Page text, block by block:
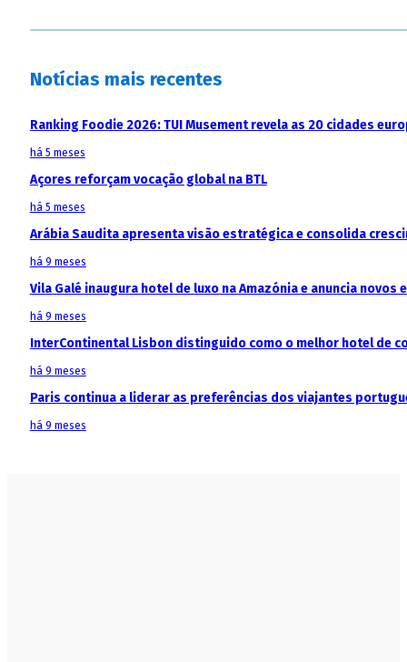
Notícias mais recentes
Ranking Foodie 2026: TUI Musement revela as 20 cidades
há 5 meses
Açores reforçam vocação global na BTL
há 5 meses
Arábia Saudita apresenta visão estratégica e consolida
há 9 meses
Vila Galé inaugura hotel de luxo na Amazónia e anuncia
há 9 meses
InterContinental Lisbon distinguido como o melhor hotel de
há 9 meses
Paris continua a liderar as preferências dos viajantes
há 9 meses